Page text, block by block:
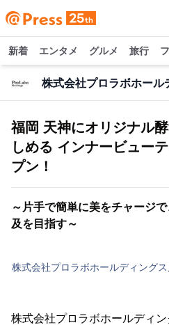
新着 エンタメ グルメ 旅行
株式会社プロラボホール
福岡 天神にオリジナル
しめる インナービュー
プン！
～片手で簡単に美をチャージ
及を目指す～
株式会社プロラボホールディングス
株式会社プロラボホールディ